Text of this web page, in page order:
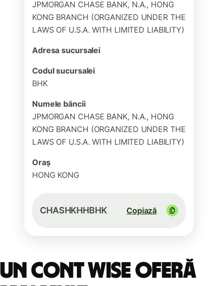
JPMORGAN CHASE BANK, N.A., HONG
KONG BRANCH (ORGANIZED UNDER THE
LAWS OF U.S.A. WITH LIMITED LIABILITY)
Adresa sucursalei
Codul sucursalei
BHK
Numele băncii
JPMORGAN CHASE BANK, N.A., HONG
KONG BRANCH (ORGANIZED UNDER THE
LAWS OF U.S.A. WITH LIMITED LIABILITY)
Oraș
HONG KONG
CHASHKHHBHK Copiază
Un cont Wise oferă